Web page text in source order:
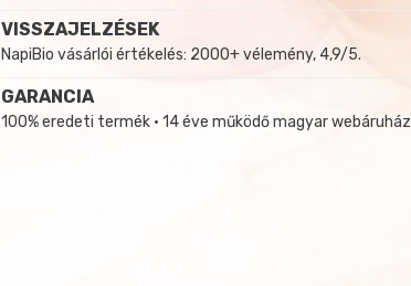
VISSZAJELZÉSEK
NapiBio vásárlói értékelés: 2000+ vélemény, 4,9/5.
GARANCIA
100% eredeti termék • 14 éve működő magyar webáruház